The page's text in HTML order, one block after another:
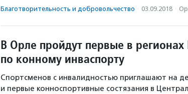
Благотвори­тель­ность и доброволь­чест­во · 03.09.2018 ·
В Орле пройдут первые в
по конному инваспорту
Спортсменов с инвалидностью приглашают на
и первые конноспортивные состязания в